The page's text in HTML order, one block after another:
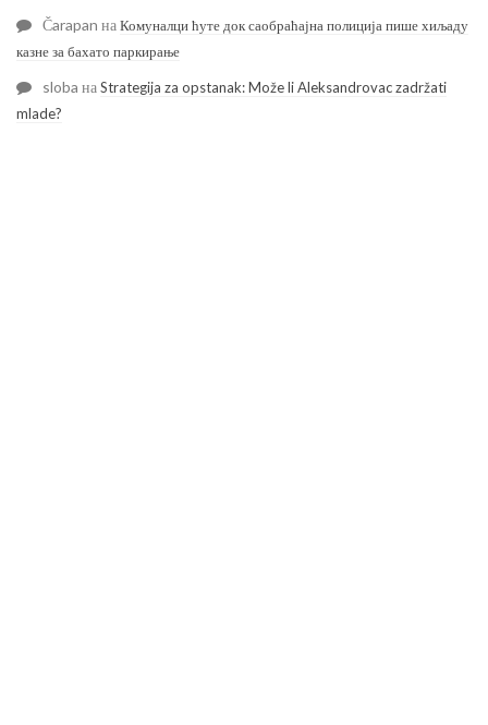
Čarapan наКомуналци ћуте док саобраћајна полиција пише хиљаду
казне за бахато паркирање
sloba наStrategija za opstanak: Može li Aleksandrovac zadržati
mlade?